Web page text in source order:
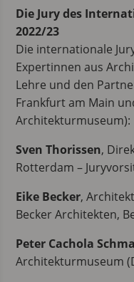
Die Jury des
2022/23
Die internationale
Expertinnen aus
Lehre und den
Frankfurt am Main
Architekturmuseum):
Sven Thorissen,
Rotterdam –
Eike Becker,
Becker Architekten,
Peter Cachola
Architekturmuseum